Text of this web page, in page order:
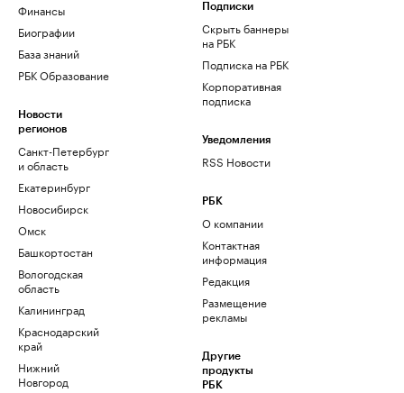
Финансы
Биографии
База знаний
РБК Образование
Новости
регионов
Санкт-Петербург
и область
Екатеринбург
Новосибирск
Омск
Башкортостан
Вологодская
область
Калининград
Краснодарский
край
Нижний
Новгород
Подписки
Скрыть баннеры
на РБК
Подписка на РБК
Корпоративная
подписка
Уведомления
RSS Новости
РБК
О компании
Контактная
информация
Редакция
Размещение
рекламы
Другие
продукты
РБК